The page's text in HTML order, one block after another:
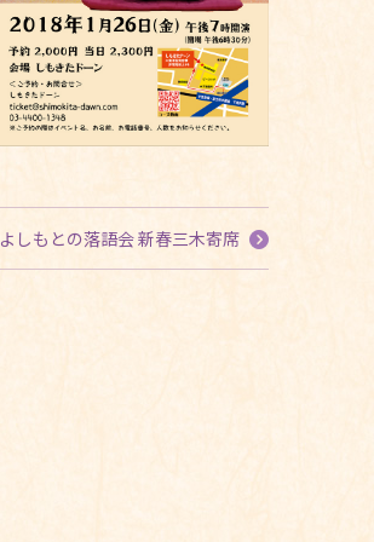
よしもとの落語会 新春三木寄席